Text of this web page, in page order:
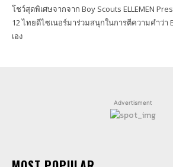
โชว์สุดพิเศษจากจาก Boy Scouts ELLEMEN
12 ไทยดีไซเนอร์มาร่วมสนุกในการตีความคำว่า
เอง
Advertisment